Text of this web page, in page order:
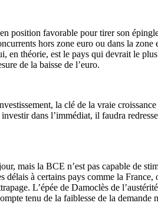
position favorable pour tirer son
hors zone euro ou dans la zone
théorie, est le pays qui devrait le
de la baisse de l’euro.
la clé de la vraie
dans l’immédiat, il faudra
mais la BCE n’est pas capable de
à certains pays comme la France,
L’épée de Damoclès de
tenu de la faiblesse de la demande